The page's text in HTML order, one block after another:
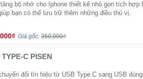
bộ nhớ cho Iphone thiết kế nhỏ gọn tích hợp
bạn có thể lưu trữ thêm những điều thú vị.
Giá gốc: 350,000₫
C PISEN
đổi tín hiệu từ USB Type C sang USB